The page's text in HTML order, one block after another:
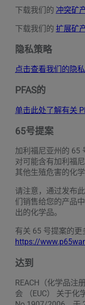
下载我们的 冲突矿
下载我们的 扩展矿
隐私策略
点击查看我们的隐
PFAS的
单击此处了解有关
65号提案
加利福尼亚州的 65
对可能含有加利福
其他生殖危害的化
请注意，通过发布
们销售给您的产品
出的化学品。
有关 65 号提案的更
https://
达到
REACH（化学品注
会 （EUC） 关于化